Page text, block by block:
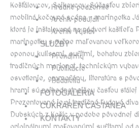
Hradné podzemie
Archív podujatí
Archív Výstav
SLUŽBY
Prenájmy
Publikácie
Bádatelia
FOTOGALÉRIA
CUKRÁREŇ CASTANEA
KONTAKTY
Košťálovcov, Sajkovcov. Súčasťou
mobilná kočovná scéna – maringotka
ktorá je inštalovaná na nádvorí kaštieľa
maringotky s ručne maľovanou
oponou,kulisami, sufitmi, bohatou
tradičných marionet, technickým
osvetlenie, gramofóny, literatúra s
hrami sú najhodnotnejšou časťou
Prezentované je aj tradičné ľudové
Dubských z Košíc v podobe pôvodnej